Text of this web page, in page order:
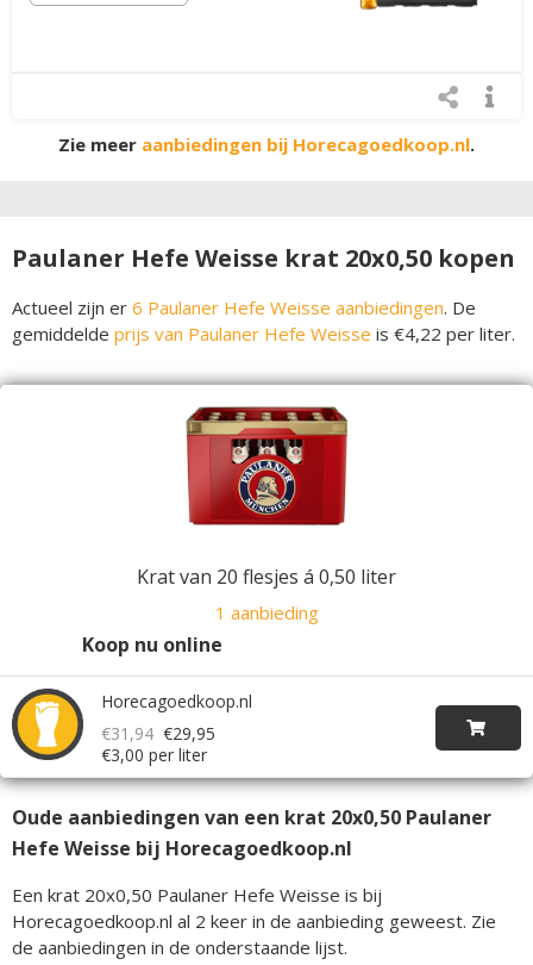
Zie meer aanbiedingen bij Horecagoedkoop.nl.
Paulaner Hefe Weisse krat 20x0,50 kopen
Actueel zijn er 6 Paulaner Hefe Weisse aanbiedingen. De
gemiddelde prijs van Paulaner Hefe Weisse is €4,22 per liter.
Krat van 20 flesjes á 0,50 liter
1 aanbieding
Koop nu online
Horecagoedkoop.nl
€31,94 €29,95
€3,00 per liter
Oude aanbiedingen van een krat 20x0,50 Paulaner
Hefe Weisse bij Horecagoedkoop.nl
Een krat 20x0,50 Paulaner Hefe Weisse is bij
Horecagoedkoop.nl al 2 keer in de aanbieding geweest. Zie
de aanbiedingen in de onderstaande lijst.